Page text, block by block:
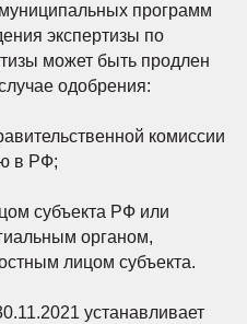
программ
экспертизы по
может быть продлен
одобрения:
комиссии
в РФ;
субъекта РФ или
органом,
лицом субъекта.
устанавливает